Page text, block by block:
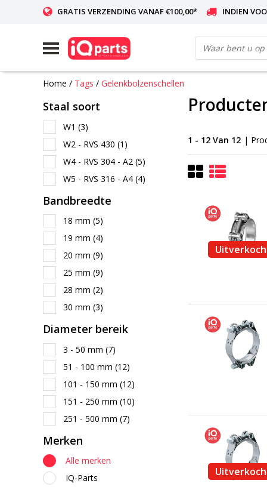
GRATIS VERZENDING VANAF €100,00* INDIEN
Home / Tags / Gelenkbolzenschellen
Staal soort
W1 (3)
W2 - RVS 430 (1)
W4 - RVS 304 - A2 (5)
W5 - RVS 316 - A4 (4)
Bandbreedte
18 mm (5)
19 mm (4)
20 mm (9)
25 mm (9)
28 mm (2)
30 mm (3)
Diameter bereik
3 - 50 mm (7)
51 - 100 mm (12)
101 - 150 mm (12)
151 - 250 mm (10)
251 - 500 mm (7)
Merken
Alle merken
IQ-Parts
1 - 12 Van 12 |